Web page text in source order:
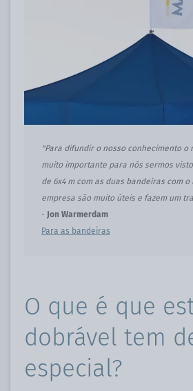
"Para difundir o nosso conhecimento o
muito importante para nós sermos
de 6x4 m com as duas bandeiras com
empresa são muito úteis e fazem um
- Jon Warmerdam
Para as bandeiras
O que é que
dobrável tem
especial?